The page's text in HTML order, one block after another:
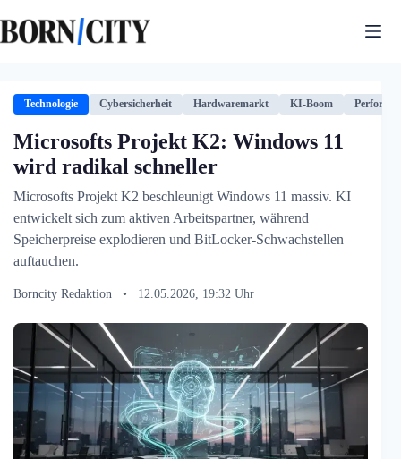
Inhalt
springen
Technologie Cybersicherheit Hardwaremarkt KI-Boom
Microsofts Projekt K2: Windows 11
wird radikal schneller
Microsofts Projekt K2 beschleunigt Windows 11 massiv. KI
entwickelt sich zum aktiven Arbeitspartner, während
Speicherpreise explodieren und BitLocker-Schwachstellen
auftauchen.
Borncity Redaktion • 12.05.2026, 19:32 Uhr